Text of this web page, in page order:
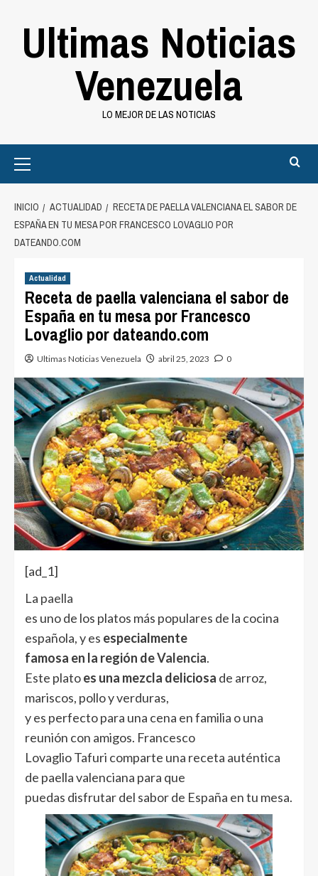
Ultimas Noticias
Venezuela
LO MEJOR DE LAS NOTICIAS
Menu
INICIO ACTUALIDAD
RECETA DE PAELLA VALENCIANA EL SABOR DE
ESPAÑA EN TU MESA POR FRANCESCO LOVAGLIO POR
DATEANDO.COM
Actualidad
Receta de paella valenciana el sabor de
España en tu mesa por Francesco
Lovaglio por dateando.com
Ultimas Noticias Venezuela abril 25, 2023 0
[ad_1]
La paella
es uno de los platos más populares de la cocina
española, y es especialmente
famosa en la región deValencia.
Este platoes una mezcla deliciosa de arroz,
mariscos, pollo y verduras,
y es perfecto para una cena en familia o una
reunión con amigos. Francesco
Lovaglio Tafuri comparte una receta auténtica
de paella valenciana para que
puedas disfrutar del sabor de España en tu mesa.